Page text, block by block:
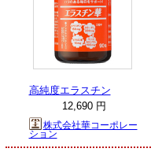
高純度エラスチン
12,690 円
株式会社華コーポレー
ション